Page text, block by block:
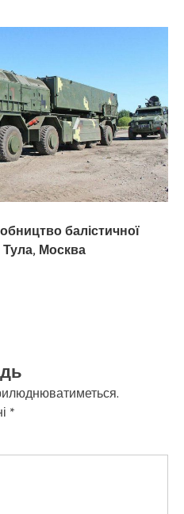
балістичної
Тула, Москва
*